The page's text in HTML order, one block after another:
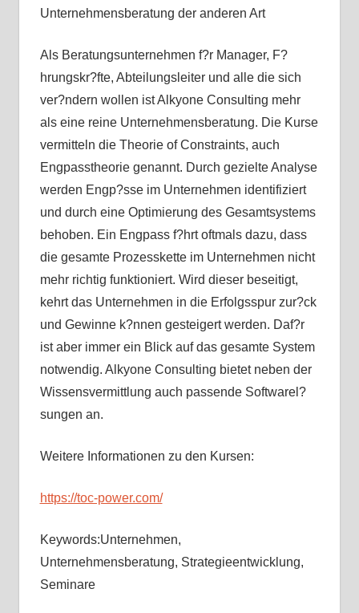
Unternehmensberatung der anderen Art
Als Beratungsunternehmen f?r Manager, F?
hrungskr?fte, Abteilungsleiter und alle die sich
ver?ndern wollen ist Alkyone Consulting mehr
als eine reine Unternehmensberatung. Die Kurse
vermitteln die Theorie of Constraints, auch
Engpasstheorie genannt. Durch gezielte Analyse
werden Engp?sse im Unternehmen identifiziert
und durch eine Optimierung des Gesamtsystems
behoben. Ein Engpass f?hrt oftmals dazu, dass
die gesamte Prozesskette im Unternehmen nicht
mehr richtig funktioniert. Wird dieser beseitigt,
kehrt das Unternehmen in die Erfolgsspur zur?ck
und Gewinne k?nnen gesteigert werden. Daf?r
ist aber immer ein Blick auf das gesamte System
notwendig. Alkyone Consulting bietet neben der
Wissensvermittlung auch passende Softwarel?
sungen an.
Weitere Informationen zu den Kursen:
https://toc-power.com/
Keywords:Unternehmen,
Unternehmensberatung, Strategieentwicklung,
Seminare